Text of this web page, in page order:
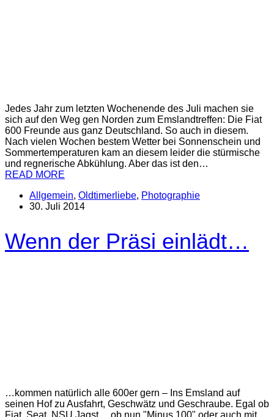
Jedes Jahr zum letzten Wochenende des Juli machen sie
sich auf den Weg gen Norden zum Emslandtreffen: Die Fiat
600 Freunde aus ganz Deutschland. So auch in diesem.
Nach vielen Wochen bestem Wetter bei Sonnenschein und
Sommertemperaturen kam an diesem leider die stürmische
und regnerische Abkühlung. Aber das ist den…
READ MORE
Allgemein, Oldtimerliebe, Photographie
30. Juli 2014
Wenn der Präsi einlädt…
…kommen natürlich alle 600er gern – Ins Emsland auf
seinen Hof zu Ausfahrt, Geschwätz und Geschraube. Egal ob
Fiat, Seat, NSU Jagst… ob nun "Minus 100" oder auch mit